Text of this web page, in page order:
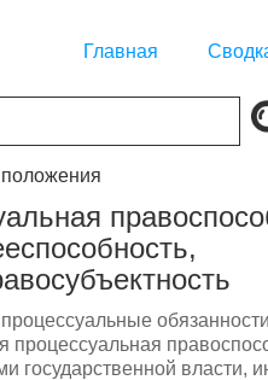
Главная
процессуальная
государственной власти,